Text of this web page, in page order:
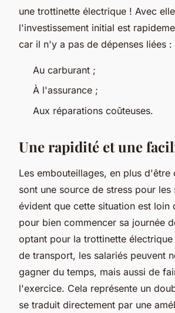
une trottinette électrique ! Avec
l'investissement initial est
car il n'y a pas de dépenses liées :
Au carburant ;
À l'assurance ;
Aux réparations coûteuses.
Une rapidité et une
Les embouteillages, en plus d'être
sont une source de stress pour les
évident que cette situation est loin
pour bien commencer sa journée
optant pour la trottinette
de transport, les salariés peuvent
gagner du temps, mais aussi de
l'exercice. Cela représente un
se traduit directement par une